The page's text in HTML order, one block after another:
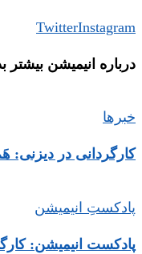
TwitterInstagram
درباره‌ انیمیشن بیشتر
خبرها
کارگردانی در دیزنی:
پادکستِ انیمیشن
پادکست انیمیشن: